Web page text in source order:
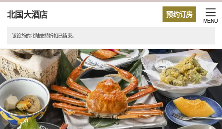
预约订房
北国大酒店
MENU
该设施的北陆支持折扣已结束。